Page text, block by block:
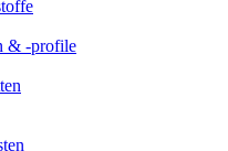
& -profile